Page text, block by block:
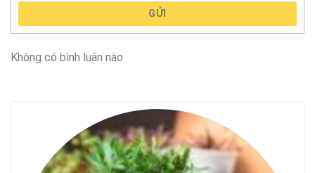
GỬI
Không có bình luận nào